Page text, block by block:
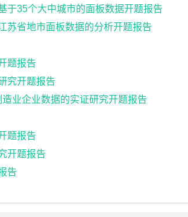
35个大中城市的面板数据开题报告
省地市面板数据的分析开题报告
题报告
究开题报告
业企业数据的实证研究开题报告
题报告
开题报告
告